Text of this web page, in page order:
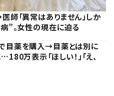
師「異常はありません」しか
”。女性の現在に迫る
目薬を購入→目薬とは別に
万表示「ほしい！」「え、